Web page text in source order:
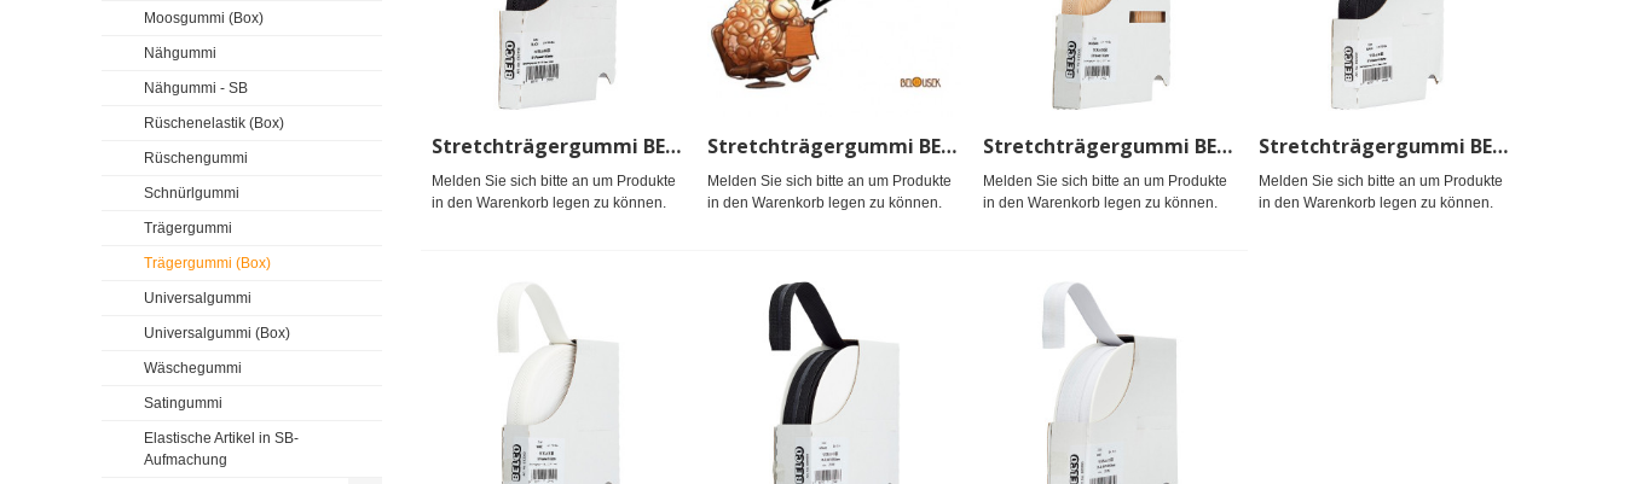
Stretchträgergummi BELCO 15mm, schwarz
Melden Sie sich bitte an um Produkte
in den Warenkorb legen zu können.
Stretchträgergummi BELCO 15mm, weiß
Melden Sie sich bitte an um Produkte
in den Warenkorb legen zu können.
Stretchträgergummi BELCO 20mm, haut
Melden Sie sich bitte an um Produkte
in den Warenkorb legen zu können.
Stretchträgergummi BELCO 20mm, schwarz
Melden Sie sich bitte an um Produkte
in den Warenkorb legen zu können.
Moosgummi (Box)
Nähgummi
Nähgummi - SB
Rüschenelastik (Box)
Rüschengummi
Schnürlgummi
Trägergummi
Trägergummi (Box)
Universalgummi
Universalgummi (Box)
Wäschegummi
Satingummi
Elastische Artikel in SB-
Aufmachung